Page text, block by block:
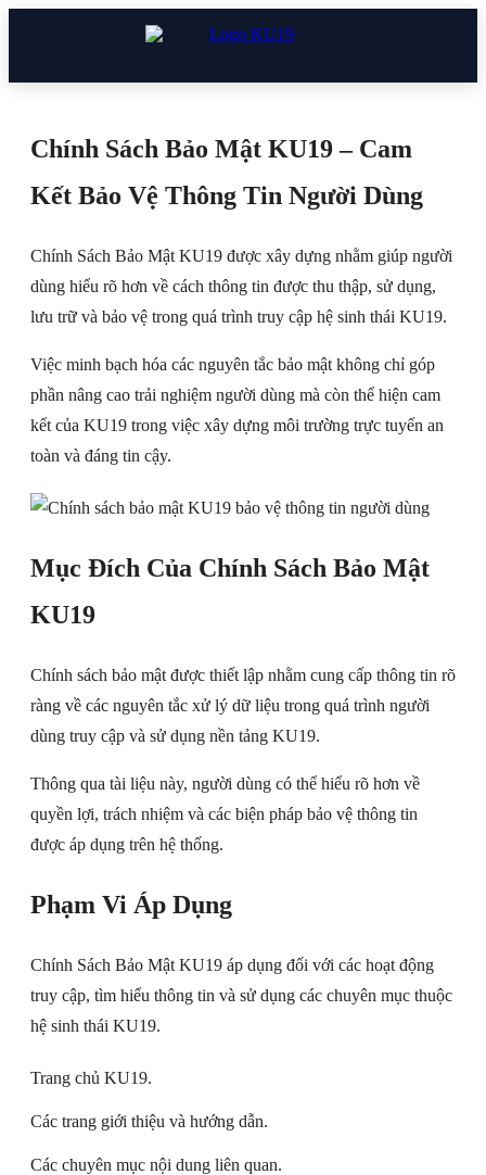
Chính Sách Bảo Mật KU19 – Cam
Kết Bảo Vệ Thông Tin Người Dùng
Chính Sách Bảo Mật KU19 được xây dựng nhằm giúp người
dùng hiểu rõ hơn về cách thông tin được thu thập, sử dụng,
lưu trữ và bảo vệ trong quá trình truy cập hệ sinh thái KU19.
Việc minh bạch hóa các nguyên tắc bảo mật không chỉ góp
phần nâng cao trải nghiệm người dùng mà còn thể hiện cam
kết của KU19 trong việc xây dựng môi trường trực tuyến an
toàn và đáng tin cậy.
Mục Đích Của Chính Sách Bảo Mật
KU19
Chính sách bảo mật được thiết lập nhằm cung cấp thông tin rõ
ràng về các nguyên tắc xử lý dữ liệu trong quá trình người
dùng truy cập và sử dụng nền tảng KU19.
Thông qua tài liệu này, người dùng có thể hiểu rõ hơn về
quyền lợi, trách nhiệm và các biện pháp bảo vệ thông tin
được áp dụng trên hệ thống.
Phạm Vi Áp Dụng
Chính Sách Bảo Mật KU19 áp dụng đối với các hoạt động
truy cập, tìm hiểu thông tin và sử dụng các chuyên mục thuộc
hệ sinh thái KU19.
Trang chủ KU19.
Các trang giới thiệu và hướng dẫn.
Các chuyên mục nội dung liên quan.